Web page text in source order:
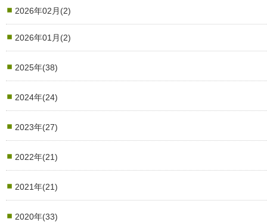
2026年02月(2)
2026年01月(2)
2025年(38)
2024年(24)
2023年(27)
2022年(21)
2021年(21)
2020年(33)